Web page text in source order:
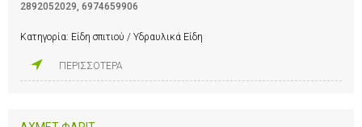
2892052029, 6974659906
Κατηγορία: Είδη σπιτιού / Υδραυλικά Είδη
ΠΕΡΙΣΣΟΤΕΡΑ